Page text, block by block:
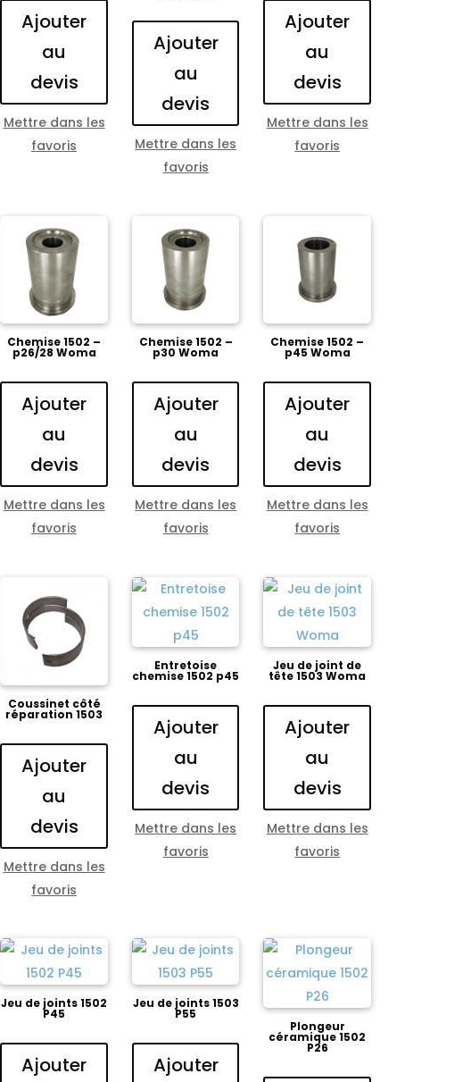
Ajouter
au
devis
Mettre dans les
favoris
Ajouter
au
devis
Mettre dans les
favoris
Ajouter
au
devis
Mettre dans les
favoris
Chemise 1502 –
p26/28 Woma
Ajouter
au
devis
Mettre dans les
favoris
Chemise 1502 –
p30 Woma
Ajouter
au
devis
Mettre dans les
favoris
Chemise 1502 –
p45 Woma
Ajouter
au
devis
Mettre dans les
favoris
Coussinet côté
réparation 1503
Ajouter
au
devis
Mettre dans les
favoris
Entretoise
chemise 1502 p45
Ajouter
au
devis
Mettre dans les
favoris
Jeu de joint de
tête 1503 Woma
Ajouter
au
devis
Mettre dans les
favoris
Jeu de joints 1502
P45
Ajouter
Jeu de joints 1503
P55
Ajouter
Plongeur
céramique 1502
P26